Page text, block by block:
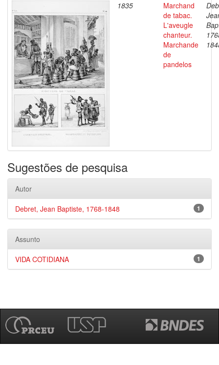
1835
Marchand
de tabac.
L'aveugle
chanteur.
Marchande
de
pandelos
Sugestões de pesquisa
Autor
1
Debret, Jean Baptiste, 1768-1848
Assunto
1
VIDA COTIDIANA